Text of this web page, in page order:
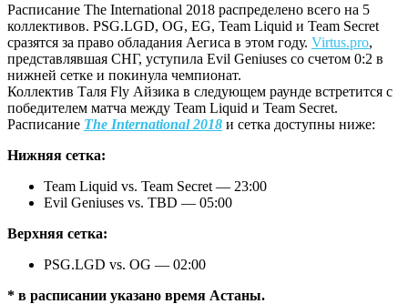
Расписание The International 2018 распределено всего на 5
коллективов. PSG.LGD, OG, EG, Team Liquid и Team Secret
сразятся за право обладания Аегиса в этом году. Virtus.pro,
представлявшая СНГ, уступила Evil Geniuses со счетом 0:2 в
нижней сетке и покинула чемпионат.
Коллектив Таля Fly Айзика в следующем раунде встретится с
победителем матча между Team Liquid и Team Secret.
Расписание The International 2018 и сетка доступны ниже:
Нижняя сетка:
Team Liquid vs. Team Secret — 23:00
Evil Geniuses vs. TBD — 05:00
Верхняя сетка:
PSG.LGD vs. OG — 02:00
* в расписании указано время Астаны.